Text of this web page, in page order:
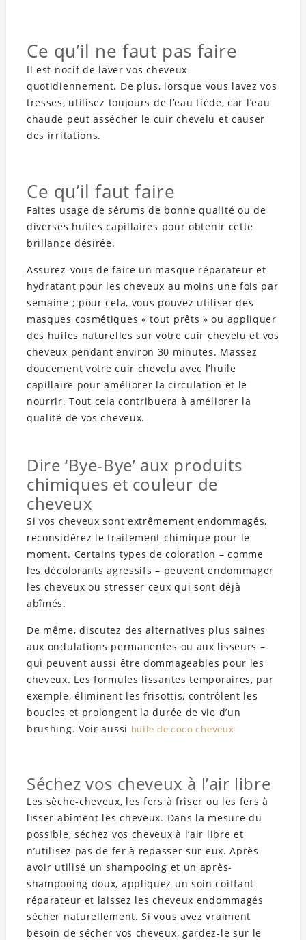
Ce qu’il ne faut pas faire
Il est nocif de laver vos cheveux
quotidiennement. De plus, lorsque vous lavez vos
tresses, utilisez toujours de l’eau tiède, car l’eau
chaude peut assécher le cuir chevelu et causer
des irritations.
Ce qu’il faut faire
Faites usage de sérums de bonne qualité ou de
diverses huiles capillaires pour obtenir cette
brillance désirée.
Assurez-vous de faire un masque réparateur et
hydratant pour les cheveux au moins une fois par
semaine ; pour cela, vous pouvez utiliser des
masques cosmétiques « tout prêts » ou appliquer
des huiles naturelles sur votre cuir chevelu et vos
cheveux pendant environ 30 minutes. Massez
doucement votre cuir chevelu avec l’huile
capillaire pour améliorer la circulation et le
nourrir. Tout cela contribuera à améliorer la
qualité de vos cheveux.
Dire ‘Bye-Bye’ aux produits
chimiques et couleur de
cheveux
Si vos cheveux sont extrêmement endommagés,
reconsidérez le traitement chimique pour le
moment. Certains types de coloration – comme
les décolorants agressifs – peuvent endommager
les cheveux ou stresser ceux qui sont déjà
abîmés.
De même, discutez des alternatives plus saines
aux ondulations permanentes ou aux lisseurs –
qui peuvent aussi être dommageables pour les
cheveux. Les formules lissantes temporaires, par
exemple, éliminent les frisottis, contrôlent les
boucles et prolongent la durée de vie d’un
brushing. Voir aussi huile de coco cheveux
Séchez vos cheveux à l’air libre
Les sèche-cheveux, les fers à friser ou les fers à
lisser abîment les cheveux. Dans la mesure du
possible, séchez vos cheveux à l’air libre et
n’utilisez pas de fer à repasser sur eux. Après
avoir utilisé un shampooing et un après-
shampooing doux, appliquez un soin coiffant
réparateur et laissez les cheveux endommagés
sécher naturellement. Si vous avez vraiment
besoin de sécher vos cheveux, gardez-le sur le